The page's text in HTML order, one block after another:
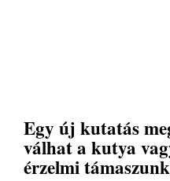
Egy új kutatás
válhat a kutya
érzelmi